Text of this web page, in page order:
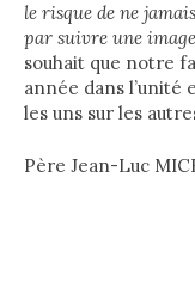
le risque de ne
par suivre une
souhait que notre
année dans
les uns sur les
Père Jean-Luc